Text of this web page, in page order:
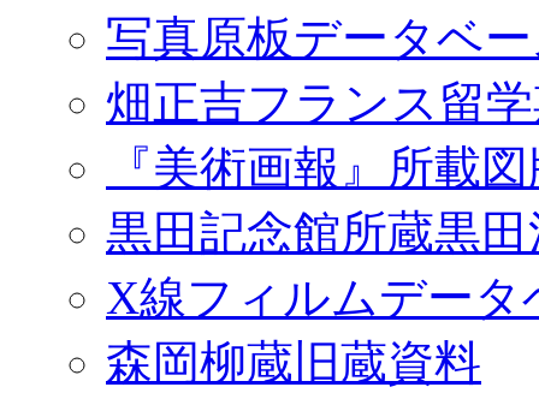
写真原板データベ
畑正吉フランス留
『美術画報』所載
黒田記念館所蔵黒
X線フィルムデータ
森岡柳蔵旧蔵資料